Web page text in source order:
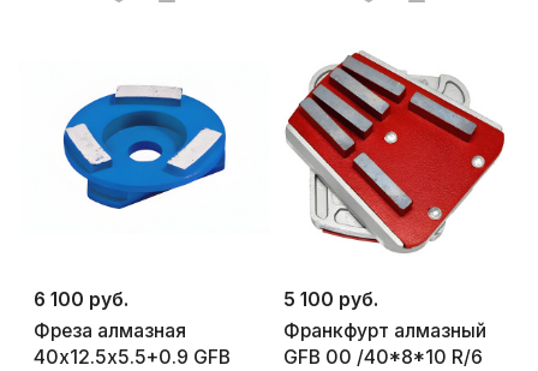
6 100 руб.
Фреза алмазная
40х12.5х5.5+0.9 GFB
5 100 руб.
Франкфурт алмазный
GFB 00 /40*8*10 R/6